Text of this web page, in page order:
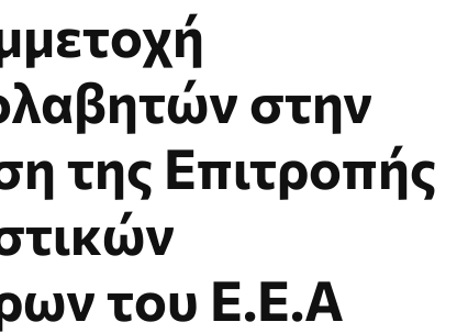
στην
της Επιτροπής
του Ε.Ε.Α